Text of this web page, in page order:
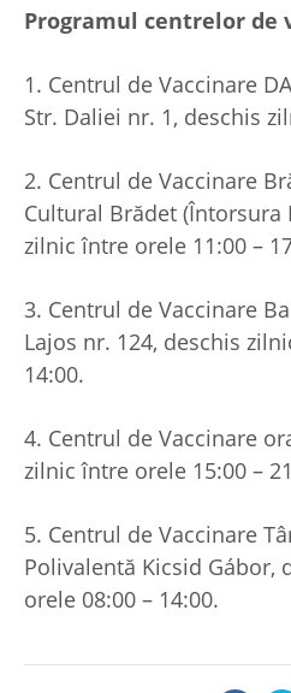
Programul centrelor de
1. Centrul de Vaccinare
Str. Daliei nr. 1, deschis
2. Centrul de Vaccinare
Cultural Brădet (Întorsura
zilnic între orele 11:00 –
3. Centrul de Vaccinare
Lajos nr. 124, deschis
14:00.
4. Centrul de Vaccinare
zilnic între orele 15:00 –
5. Centrul de Vaccinare
Polivalentă Kicsid Gábor,
orele 08:00 – 14:00.